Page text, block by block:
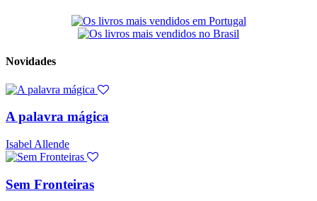
Novidades
A palavra mágica
Isabel Allende
Sem Fronteiras